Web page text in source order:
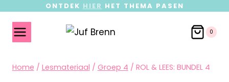
ONTDEK HIER HET THEMA PASEN
0
Home / Lesmateriaal / Groep 4 / ROL & LEES: BUNDEL 4